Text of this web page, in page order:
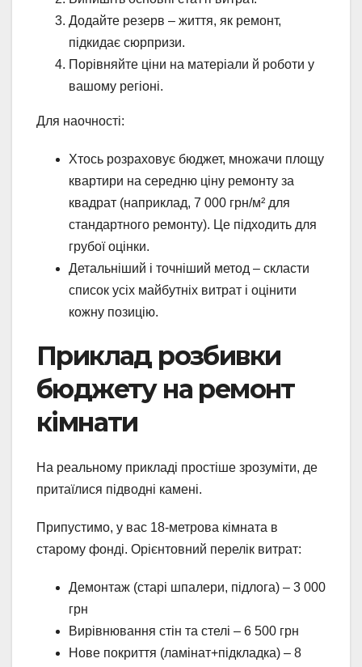
Додайте резерв – життя, як ремонт,
підкидає сюрпризи.
Порівняйте ціни на матеріали й роботи у
вашому регіоні.
Для наочності:
Хтось розраховує бюджет, множачи площу
квартири на середню ціну ремонту за
квадрат (наприклад, 7 000 грн/м² для
стандартного ремонту). Це підходить для
грубої оцінки.
Детальніший і точніший метод – скласти
список усіх майбутніх витрат і оцінити
кожну позицію.
Приклад розбивки
бюджету на ремонт
кімнати
На реальному прикладі простіше зрозуміти, де
притаїлися підводні камені.
Припустимо, у вас 18-метрова кімната в
старому фонді. Орієнтовний перелік витрат:
Демонтаж (старі шпалери, підлога) – 3 000
грн
Вирівнювання стін та стелі – 6 500 грн
Нове покриття (ламінат+підкладка) – 8